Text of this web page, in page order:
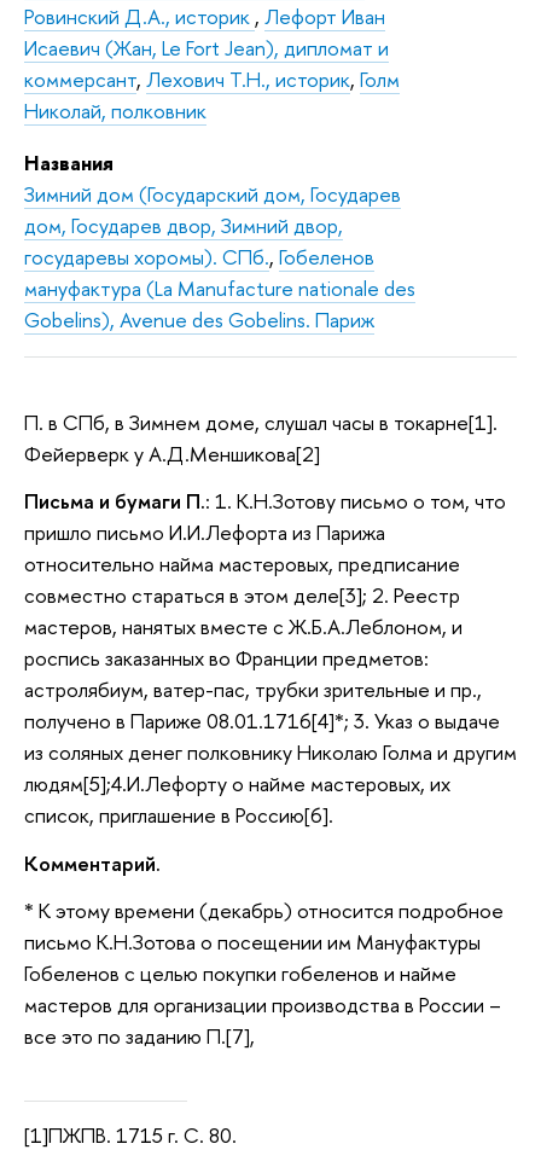
Ровинский Д.А., историк , Лефорт Иван
Исаeвич (Жан, Le Fort Jean), дипломат и
коммерсант, Лехович Т.Н., историк, Голм
Николай, полковник
Названия
Зимний дом (Государский дом, Государев
дом, Государев двор, Зимний двор,
государевы хоромы). СПб., Гобеленов
мануфактура (Lа Manufacture nationale des
Gobelins), Avenue des Gobelins. Париж
П. в СПб, в Зимнем доме, слушал часы в токарне[1].
Фейерверк у А.Д.Меншикова[2]
Письма и бумаги П.: 1. К.Н.Зотову письмо о том, что
пришло письмо И.И.Лефорта из Парижа
относительно найма мастеровых, предписание
совместно стараться в этом деле[3]; 2. Реестр
мастеров, нанятых вместе с Ж.Б.А.Леблоном, и
роспись заказанных во Франции предметов:
астролябиум, ватер-пас, трубки зрительные и пр.,
получено в Париже 08.01.1716[4]*; 3. Указ о выдаче
из соляных денег полковнику Николаю Голма и другим
людям[5];4.И.Лефорту о найме мастеровых, их
список, приглашение в Россию[6].
Комментарий.
* К этому времени (декабрь) относится подробное
письмо К.Н.Зотова о посещении им Мануфактуры
Гобеленов с целью покупки гобеленов и найме
мастеров для организации производства в России –
все это по заданию П.[7],
[1]ПЖПВ. 1715 г. С. 80.